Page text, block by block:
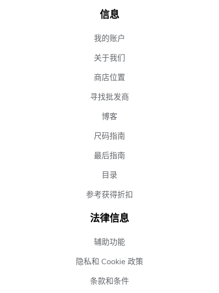
信息
我的账户
关于我们
商店位置
寻找批发商
博客
尺码指南
最后指南
目录
参考获得折扣
法律信息
辅助功能
隐私和 Cookie 政策
条款和条件